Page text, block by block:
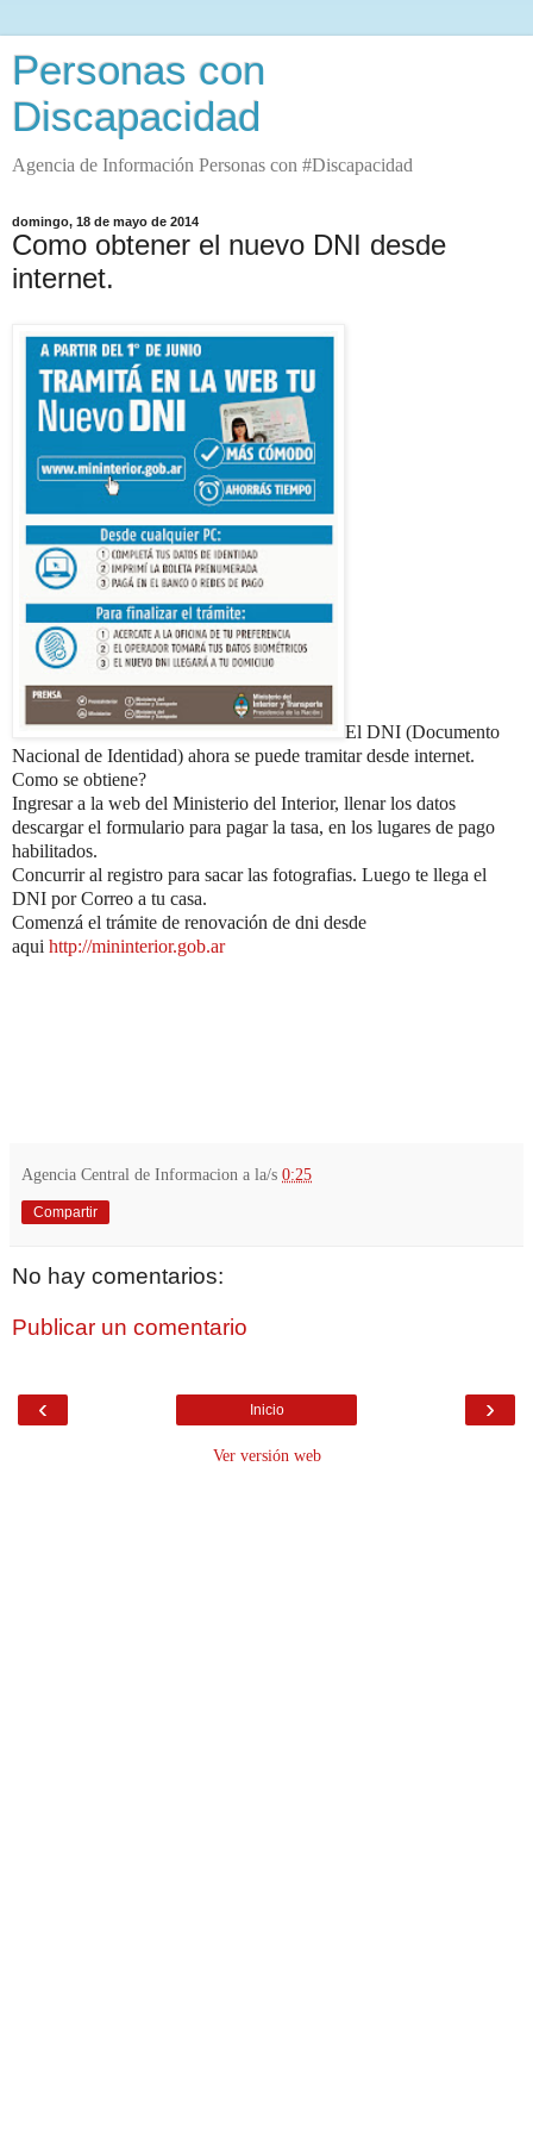
Personas con
Discapacidad
Agencia de Información Personas con #Discapacidad
domingo, 18 de mayo de 2014
Como obtener el nuevo DNI desde
internet.
El DNI (Documento
Nacional de Identidad) ahora se puede tramitar desde internet.
Como se obtiene?
Ingresar a la web del Ministerio del Interior, llenar los datos
descargar el formulario para pagar la tasa, en los lugares de pago
habilitados.
Concurrir al registro para sacar las fotografias. Luego te llega el
DNI por Correo a tu casa.
Comenzá el trámite de renovación de dni desde
aqui http://mininterior.gob.ar
Agencia Central de Informacion a la/s 0:25
Compartir
No hay comentarios:
Publicar un comentario
‹ ›
Inicio
Ver versión web